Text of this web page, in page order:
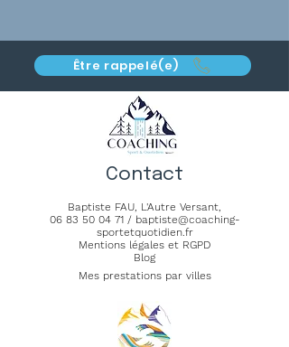
Être rappelé(e)
Contact
Baptiste FAU, L'Autre Versant,
06 83 50 04 71/ baptiste@coaching-
sportetquotidien.fr
Mentions légales et RGPD
Blog
Mes prestations par villes